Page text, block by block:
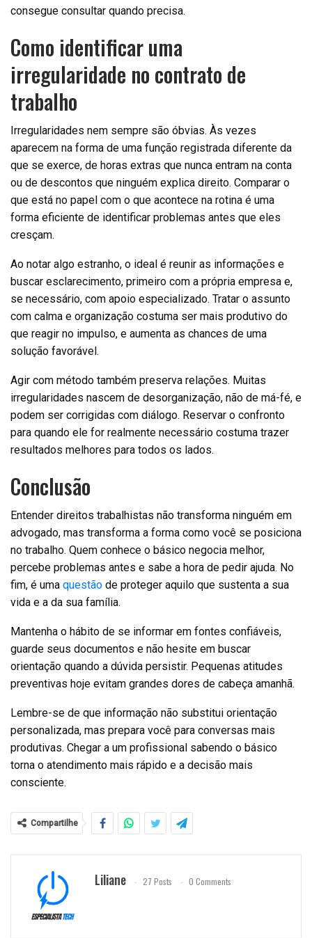
consegue consultar quando precisa.
Como identificar uma
irregularidade no contrato de
trabalho
Irregularidades nem sempre são óbvias. Às vezes
aparecem na forma de uma função registrada diferente da
que se exerce, de horas extras que nunca entram na conta
ou de descontos que ninguém explica direito. Comparar o
que está no papel com o que acontece na rotina é uma
forma eficiente de identificar problemas antes que eles
cresçam.
Ao notar algo estranho, o ideal é reunir as informações e
buscar esclarecimento, primeiro com a própria empresa e,
se necessário, com apoio especializado. Tratar o assunto
com calma e organização costuma ser mais produtivo do
que reagir no impulso, e aumenta as chances de uma
solução favorável.
Agir com método também preserva relações. Muitas
irregularidades nascem de desorganização, não de má-fé, e
podem ser corrigidas com diálogo. Reservar o confronto
para quando ele for realmente necessário costuma trazer
resultados melhores para todos os lados.
Conclusão
Entender direitos trabalhistas não transforma ninguém em
advogado, mas transforma a forma como você se posiciona
no trabalho. Quem conhece o básico negocia melhor,
percebe problemas antes e sabe a hora de pedir ajuda. No
fim, é uma questão de proteger aquilo que sustenta a sua
vida e a da sua família.
Mantenha o hábito de se informar em fontes confiáveis,
guarde seus documentos e não hesite em buscar
orientação quando a dúvida persistir. Pequenas atitudes
preventivas hoje evitam grandes dores de cabeça amanhã.
Lembre-se de que informação não substitui orientação
personalizada, mas prepara você para conversas mais
produtivas. Chegar a um profissional sabendo o básico
torna o atendimento mais rápido e a decisão mais
consciente.
Compartilhe
Liliane 27 Posts 0 Comments